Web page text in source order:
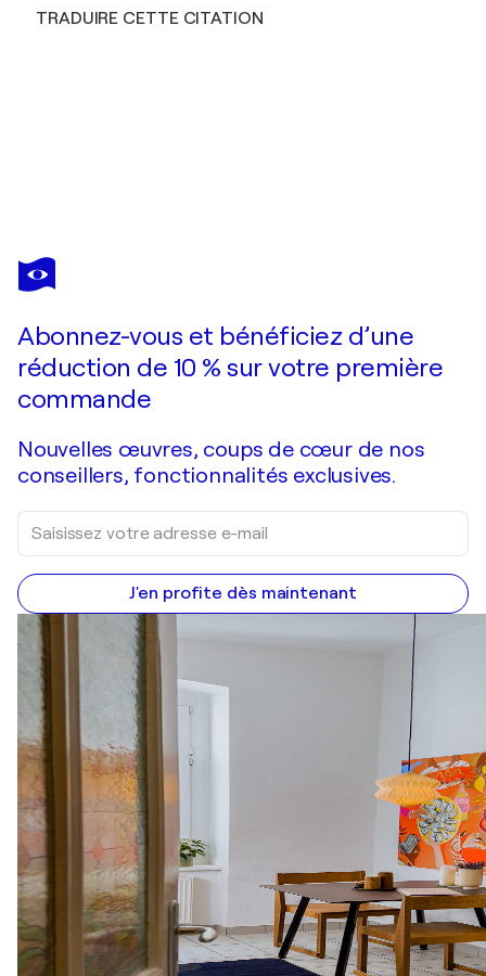
TRADUIRE CETTE CITATION
VIKTORIYA FILIPCHENKO
Piccolo uccellino rosso.
Abonnez-vous et bénéficiez d’une
réduction de 10 % sur votre première
commande
Nouvelles œuvres, coups de cœur de nos
conseillers, fonctionnalités exclusives.
J'en profite dès maintenant